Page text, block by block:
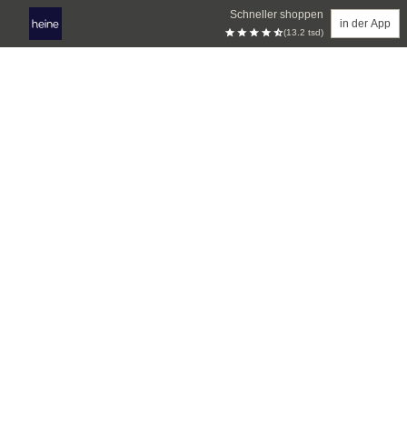
Schneller shoppen
(13.2 tsd)
in der App